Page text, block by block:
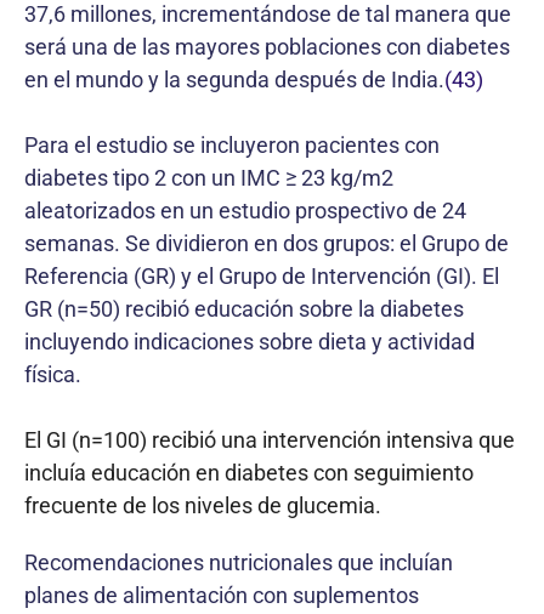
37,6 millones, incrementándose de tal manera que
será una de las mayores poblaciones con diabetes
en el mundo y la segunda después de India.(43)
Para el estudio se incluyeron pacientes con
diabetes tipo 2 con un IMC ≥ 23 kg/m2
aleatorizados en un estudio prospectivo de 24
semanas. Se dividieron en dos grupos: el Grupo de
Referencia (GR) y el Grupo de Intervención (GI). El
GR (n=50) recibió educación sobre la diabetes
incluyendo indicaciones sobre dieta y actividad
física.
El GI (n=100) recibió una intervención intensiva que
incluía educación en diabetes con seguimiento
frecuente de los niveles de glucemia.
Recomendaciones nutricionales que incluían
planes de alimentación con suplementos